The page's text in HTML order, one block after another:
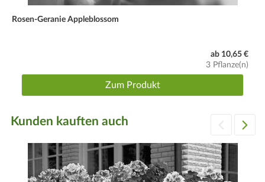
Rosen-Geranie Appleblossom
ab 10,65 €
3 Pflanze(n)
Zum Produkt
Kunden kauften auch